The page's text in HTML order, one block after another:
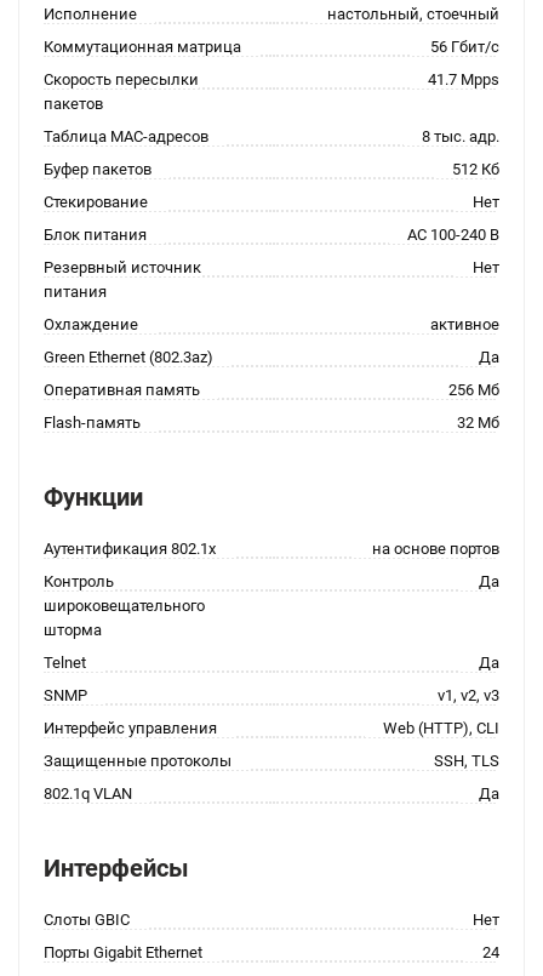
Исполнение
настольный, стоечный
Коммутационная матрица
56 Гбит/с
Скорость пересылки
пакетов
41.7 Mpps
Таблица MAC-адресов
8 тыс. адр.
Буфер пакетов
512 Кб
Стекирование
Нет
Блок питания
AC 100-240 В
Резервный источник
питания
Нет
Охлаждение
активное
Green Ethernet (802.3az)
Да
Оперативная память
256 Мб
Flash-память
32 Мб
Функции
Аутентификация 802.1x
на основе портов
Контроль
широковещательного
шторма
Да
Telnet
Да
SNMP
v1, v2, v3
Интерфейс управления
Web (HTTP), CLI
Защищенные протоколы
SSH, TLS
802.1q VLAN
Да
Интерфейсы
Слоты GBIC
Нет
Порты Gigabit Ethernet
24